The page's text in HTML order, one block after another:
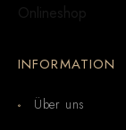
INFORMATION
Über uns